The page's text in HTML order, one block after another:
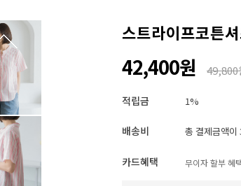
스트라이프코튼
42,400원 49,800
적립금 1%
배송비 총 결제금액
카드혜택 무이자 할부 혜